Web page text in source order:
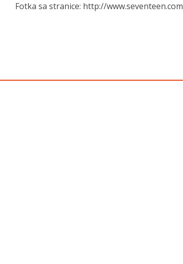
Fotka sa stranice: http://www.seventeen.com